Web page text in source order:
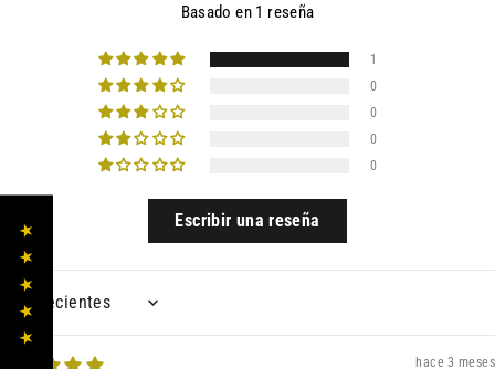
Basado en 1 reseña
1
0
0
0
0
Escribir una reseña
Sort by
hace 3 meses
★ ★ ★ ★ ★